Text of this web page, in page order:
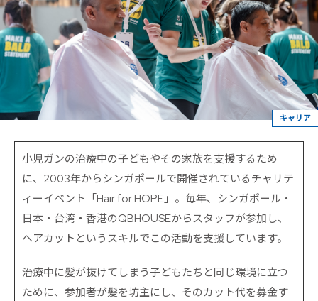
キャリア
小児ガンの治療中の子どもやその家族を支援するため
に、2003年からシンガポールで開催されているチャリテ
ィーイベント「Hair for HOPE」。毎年、シンガポール・
日本・台湾・香港のQBHOUSEからスタッフが参加し、
ヘアカットというスキルでこの活動を支援しています。
治療中に髪が抜けてしまう子どもたちと同じ環境に立つ
ために、参加者が髪を坊主にし、そのカット代を募金す